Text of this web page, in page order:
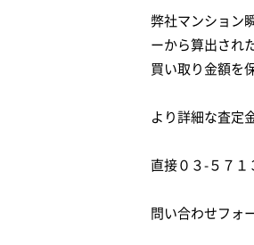
弊社マンション
ーから算出され
買い取り金額を
より詳細な査定
直接０３-５７１
問い合わせフォ